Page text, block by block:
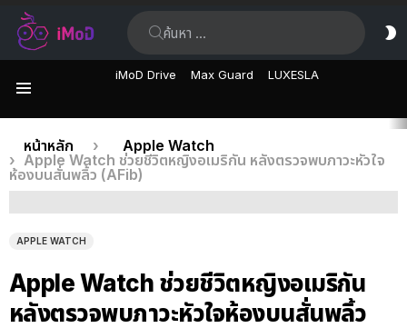
iMoD Drive Max Guard LUXESLA
เรื่อง
ล่าสุด
คุณอยู่ที่นี่:
หน้าหลัก
Apple Watch
Apple Watch ช่วยชีวิตหญิงอเมริกัน หลังตรวจพบภาวะหัวใจ
ห้องบนสั่นพลิ้ว (AFib)
APPLE WATCH
Apple Watch ช่วยชีวิตหญิงอเมริกัน
หลังตรวจพบภาวะหัวใจห้องบนสั่นพลิ้ว